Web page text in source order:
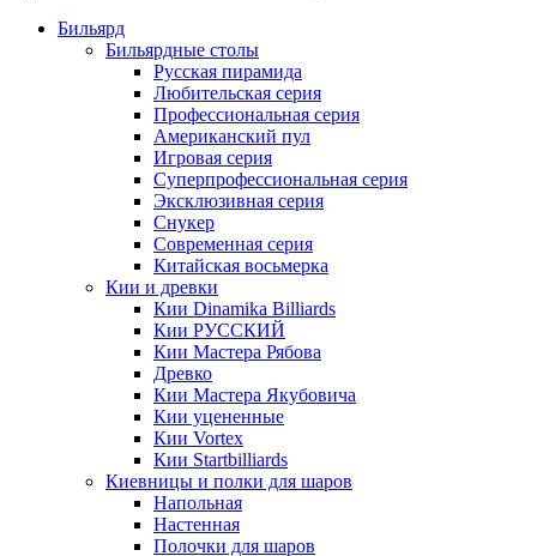
Бильярд
Бильярдные столы
Русская пирамида
Любительская серия
Профессиональная серия
Американский пул
Игровая серия
Суперпрофессиональная серия
Эксклюзивная серия
Снукер
Современная серия
Китайская восьмерка
Кии и древки
Кии Dinamika Billiards
Кии РУССКИЙ
Кии Мастера Рябова
Древко
Кии Мастера Якубовича
Кии уцененные
Кии Vortex
Кии Startbilliards
Киевницы и полки для шаров
Напольная
Настенная
Полочки для шаров